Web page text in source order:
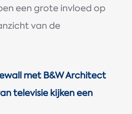
een grote invloed op
van de
met B&W Architect
televisie kijken een